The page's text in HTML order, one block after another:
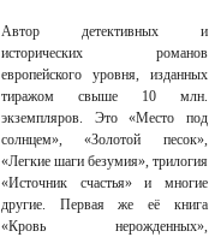
Автор детективных и
исторических романов
европейского уровня, изданных
тиражом свыше 10 млн.
экземпляров. Это «Место под
солнцем», «Золотой песок»,
«Легкие шаги безумия», трилогия
«Источник счастья» и многие
другие. Первая же её книга
«Кровь нерожденных»,